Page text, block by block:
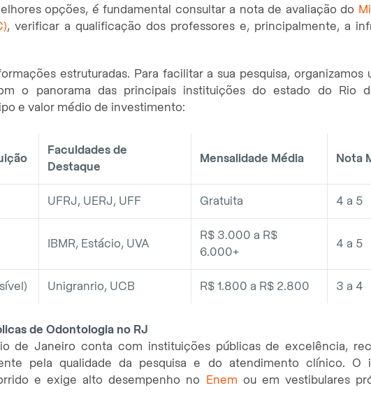
opções, é fundamental consultar a nota de avaliação do
, verificar a qualificação dos professores e, principalmente, a
estruturadas. Para facilitar a sua pesquisa, organizamos
o panorama das principais instituições do estado do Rio
e valor médio de investimento:
Faculdades de
Destaque
Mensalidade Média Nota
UFRJ, UERJ, UFF Gratuita 4 a 5
IBMR, Estácio, UVA
R$ 3.000 a R$
6.000+
4 a 5
Unigranrio, UCB R$ 1.800 a R$ 2.800 3 a 4
de Odontologia no RJ
de Janeiro conta com instituições públicas de excelência,
pela qualidade da pesquisa e do atendimento clínico. O
e exige alto desempenho no Enem ou em vestibulares